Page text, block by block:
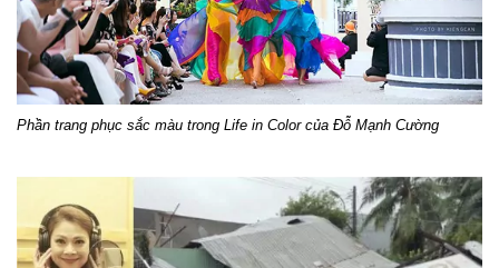
Phần trang phục sắc màu trong Life in Color của Đỗ Mạnh Cường